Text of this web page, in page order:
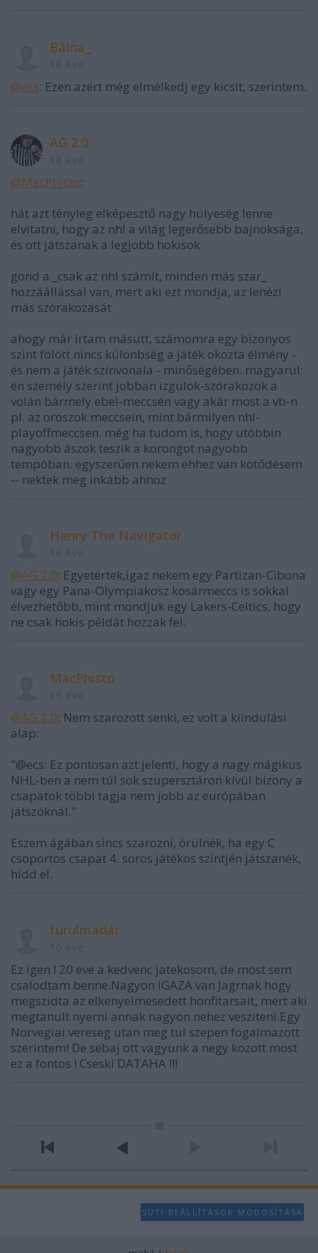
Bálna_
@ecs: Ezen azért még elmélkedj egy kicsit, szerintem.
AG 2.0
@MacPhisto:
hát azt tényleg elképesztő nagy hülyeség lenne
elvitatni, hogy az nhl a világ legerősebb bajnoksága,
és ott játszanak a legjobb hokisok
gond a _csak az nhl számít, minden más szar_
hozzáállással van, mert aki ezt mondja, az lenézi
más szórakozását
ahogy már írtam másutt, számomra egy bizonyos
szint fölött nincs különbség a játék okozta élmény -
és nem a játék színvonala - minőségében. magyarul:
én személy szerint jobban izgulok-szórakozok a
volán bármely ebel-meccsén vagy akár most a vb-n
pl. az oroszok meccsein, mint bármilyen nhl-
playoffmeccsen. még ha tudom is, hogy utóbbin
nagyobb ászok teszik a korongot nagyobb
tempóban. egyszerűen nekem ehhez van kötődésem
-- nektek meg inkább ahhoz
Henry The Navigator
@AG 2.0: Egyetértek,igaz nekem egy Partizan-Cibona
vagy egy Pana-Olympiakosz kosármeccs is sokkal
élvezhetőbb, mint mondjuk egy Lakers-Celtics, hogy
ne csak hokis példát hozzak fel.
MacPhisto
@AG 2.0: Nem szarozott senki, ez volt a kiindulási
alap:
"@ecs: Ez pontosan azt jelenti, hogy a nagy mágikus
NHL-ben a nem túl sok szupersztáron kívül bizony a
csapatok többi tagja nem jobb az európában
játszóknál."
Eszem ágában sincs szarozni, örülnék, ha egy C
csoportos csapat 4. soros játékos szintjén játszanék,
hidd el.
turulmadár
Ez igen ! 20 eve a kedvenc jatekosom, de most sem
csalodtam benne.Nagyon IGAZA van Jagrnak hogy
megszidta az elkenyelmesedett honfitarsait, mert aki
megtanult nyerni annak nagyon nehez vesziteni.Egy
Norvegiai vereseg utan meg tul szepen fogalmazott
szerintem! De sebaj ott vagyunk a negy kozott most
ez a fontos ! Cseski DATAHA !!!
SÜTI BEÁLLÍTÁSOK MÓDOSÍTÁSA